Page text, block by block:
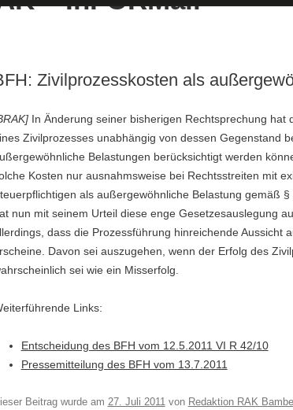
Zivilprozesskosten als
In Änderung seiner bisherigen Rechtsprechung hat
Zivilprozesses unabhängig von dessen Gegenstand
Belastungen berücksichtigt werden
Kosten nur ausnahmsweise bei Rechtsstreiten mit
als außergewöhnliche Belastung gemäß
nun mit seinem Urteil diese enge Gesetzesauslegung
dass die Prozessführung hinreichende Aussicht
Davon sei auszugehen, wenn der Erfolg des
sei wie ein Misserfolg.
Links:
Entscheidung des BFH vom 12.5.2011 VI R 42/10
Pressemitteilung des BFH vom 13.7.2011
Beitrag wurde am 27. Juli 2011von Redaktion RAK